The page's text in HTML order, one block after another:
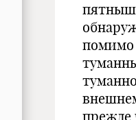
помимо
прежде